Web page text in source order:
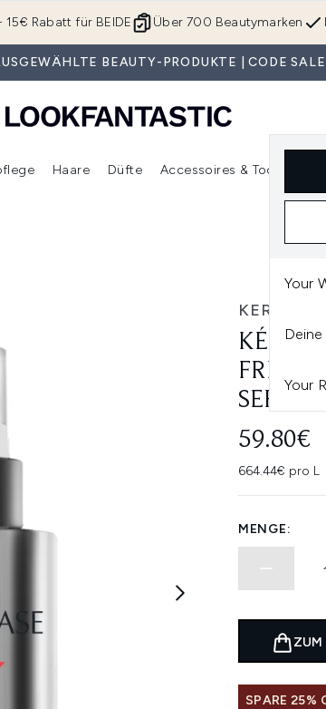
Zum Hauptinhalt springen
Über 700 Beautymarken
Rabatt für BEIDE
BEAUTY-PRODUKTE | CODE
Your
Your
Untermenü Anmelden (Beauty Box) Untermenü Anmelden (Make-Up) Untermenü Anmelden (Hautpflege)
Haare
Untermenü Anmelden (Haare)
Düfte Accessoires & Tools
FRIZZ
SERUM
59.80€
664.44€ pro L
MENGE:
ZUM
SPARE 25%